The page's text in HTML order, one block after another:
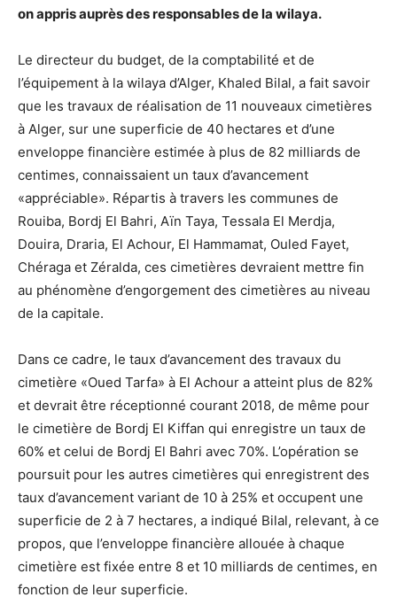
on appris auprès des responsables de la wilaya.
Le directeur du budget, de la comptabilité et de
l’équipement à la wilaya d’Alger, Khaled Bilal, a fait savoir
que les travaux de réalisation de 11 nouveaux cimetières
à Alger, sur une superficie de 40 hectares et d’une
enveloppe financière estimée à plus de 82 milliards de
centimes, connaissaient un taux d’avancement
«appréciable». Répartis à travers les communes de
Rouiba, Bordj El Bahri, Aïn Taya, Tessala El Merdja,
Douira, Draria, El Achour, El Hammamat, Ouled Fayet,
Chéraga et Zéralda, ces cimetières devraient mettre fin
au phénomène d’engorgement des cimetières au niveau
de la capitale.
Dans ce cadre, le taux d’avancement des travaux du
cimetière «Oued Tarfa» à El Achour a atteint plus de 82%
et devrait être réceptionné courant 2018, de même pour
le cimetière de Bordj El Kiffan qui enregistre un taux de
60% et celui de Bordj El Bahri avec 70%. L’opération se
poursuit pour les autres cimetières qui enregistrent des
taux d’avancement variant de 10 à 25% et occupent une
superficie de 2 à 7 hectares, a indiqué Bilal, relevant, à ce
propos, que l’enveloppe financière allouée à chaque
cimetière est fixée entre 8 et 10 milliards de centimes, en
fonction de leur superficie.